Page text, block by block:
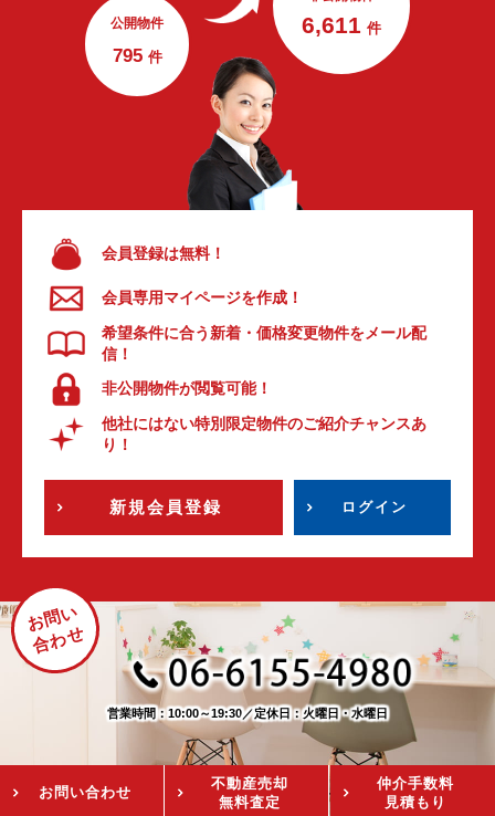
公開物件
795 件
6,611 件
会員登録は無料！
会員専用マイページを作成！
希望条件に合う新着・価格変更物件をメール配
信！
非公開物件が閲覧可能！
他社にはない特別限定物件のご紹介チャンスあ
り！
新規会員登録 ログイン
お問い
合わせ
営業時間：10:00～19:30／定休日：火曜日・水曜日
お問い合わせ
不動産売却
無料査定
仲介手数料
見積もり